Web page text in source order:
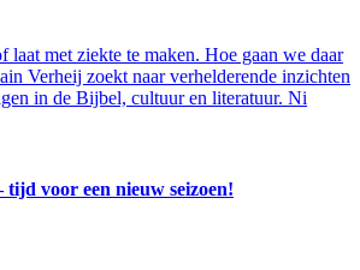
laat met ziekte te maken. Hoe gaan we daar
Verheij zoekt naar verhelderende inzichten
in de Bijbel, cultuur en literatuur. Ni
voor een nieuw seizoen!